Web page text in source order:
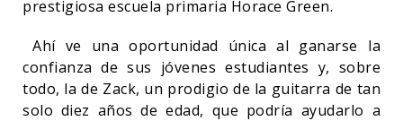
prestigiosa escuela primaria Horace Green.
Ahí ve una oportunidad única al ganarse la
confianza de sus jóvenes estudiantes y, sobre
todo, la de Zack, un prodigio de la guitarra de tan
solo diez años de edad, que podría ayudarlo a